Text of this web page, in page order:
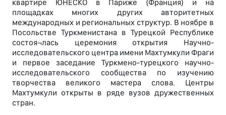
квартире ЮНЕСКО в Париже (Франция) и на
площадках многих других авторитетных
международных и региональных структур. В ноябре в
Посольстве Туркменистана в Турецкой Республике
состоя¬лась церемония открытия Научно-
исследовательского центра имени Махтумкули Фраги
и первое заседание Туркмено-турецкого научно-
исследовательского сообщества по изучению
творчества великого мастера слова. Центры
Махтумкули открыты в ряде вузов дружественных
стран.